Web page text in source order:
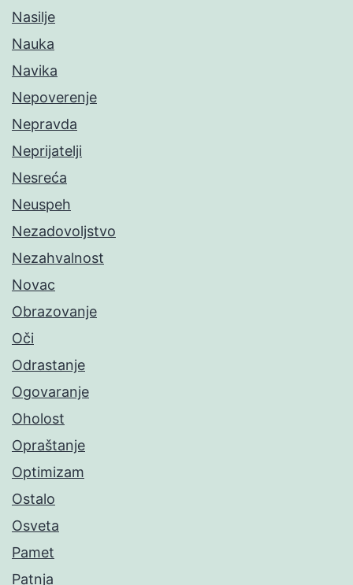
Nasilje
Nauka
Navika
Nepoverenje
Nepravda
Neprijatelji
Nesreća
Neuspeh
Nezadovoljstvo
Nezahvalnost
Novac
Obrazovanje
Oči
Odrastanje
Ogovaranje
Oholost
Opraštanje
Optimizam
Ostalo
Osveta
Pamet
Patnja